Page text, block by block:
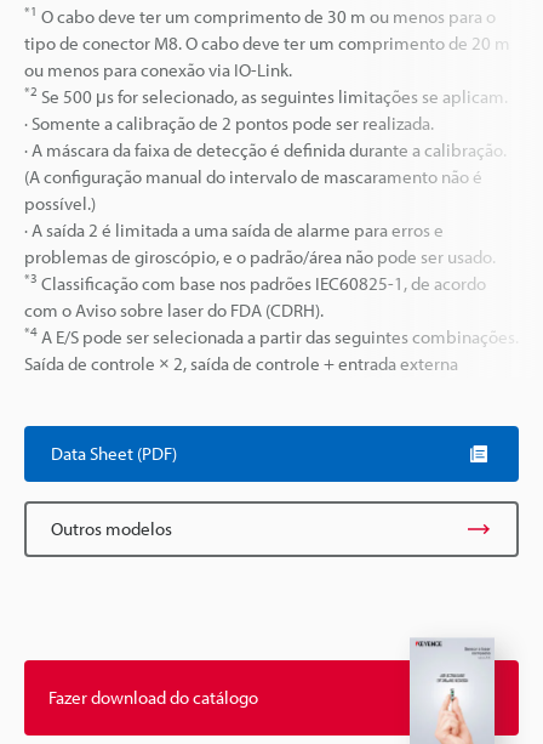
*1 O cabo deve ter um comprimento de 30 m ou menos para o
tipo de conector M8. O cabo deve ter um comprimento de 20 m
ou menos para conexão via IO-Link.
*2 Se 500 μs for selecionado, as seguintes limitações se aplicam.
· Somente a calibração de 2 pontos pode ser realizada.
· A máscara da faixa de detecção é definida durante a calibração.
(A configuração manual do intervalo de mascaramento não é
possível.)
· A saída 2 é limitada a uma saída de alarme para erros e
problemas de giroscópio, e o padrão/área não pode ser usado.
*3 Classificação com base nos padrões IEC60825-1, de acordo
com o Aviso sobre laser do FDA (CDRH).
*4 A E/S pode ser selecionada a partir das seguintes combinações.
Saída de controle × 2, saída de controle + entrada externa
Data Sheet (PDF)
Outros modelos
Fazer download do catálogo